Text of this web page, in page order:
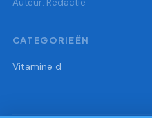
CATEGORIEËN
Vitamine d